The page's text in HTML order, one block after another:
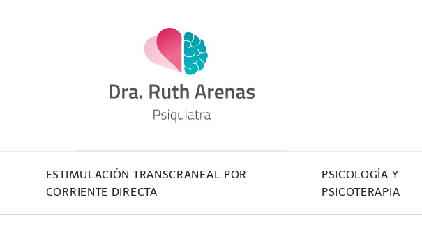
ESTIMULACIÓN TRANSCRANEAL POR
CORRIENTE DIRECTA
PSICOLOGÍA Y
PSICOTERAPIA